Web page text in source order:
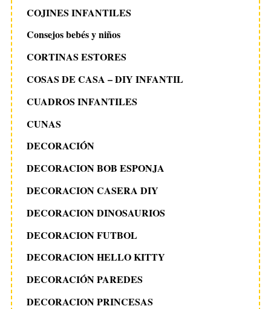
COJINES INFANTILES
Consejos bebés y niños
CORTINAS ESTORES
COSAS DE CASA – DIY INFANTIL
CUADROS INFANTILES
CUNAS
DECORACIÓN
DECORACION BOB ESPONJA
DECORACION CASERA DIY
DECORACION DINOSAURIOS
DECORACION FUTBOL
DECORACION HELLO KITTY
DECORACIÓN PAREDES
DECORACION PRINCESAS